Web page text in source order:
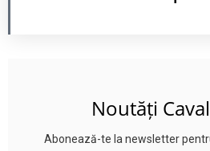
Noutăți
Abonează-te la newsletter